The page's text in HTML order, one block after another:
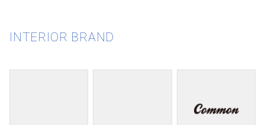
INTERIOR BRAND